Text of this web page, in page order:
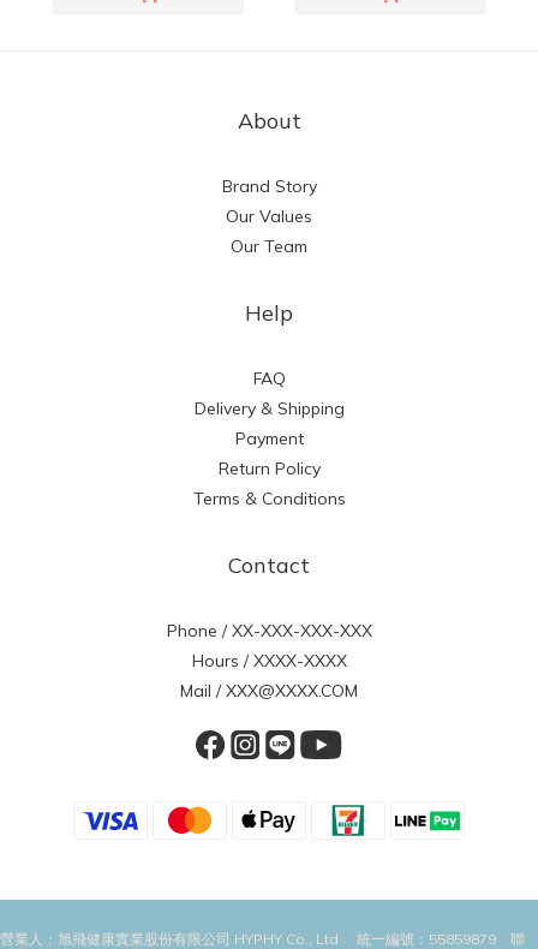
About
Brand Story
Our Values
Our Team
Help
FAQ
Delivery & Shipping
Payment
Return Policy
Terms & Conditions
Contact
Phone / XX-XXX-XXX-XXX
Hours / XXXX-XXXX
Mail / XXX@XXXX.COM
營業人：旭飛健康實業股份有限公司 HYPHY Co., Ltd 統一編號：55859879 聯